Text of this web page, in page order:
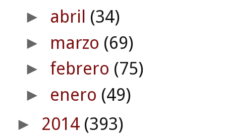
► abril (34)
► marzo (69)
► febrero (75)
► enero (49)
► 2014 (393)